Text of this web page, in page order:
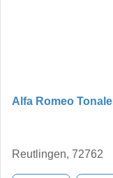
Alfa Romeo Tonale
Reutlingen, 72762